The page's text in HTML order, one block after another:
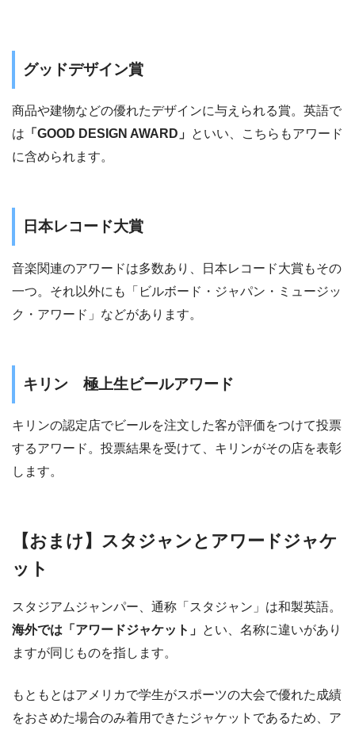
グッドデザイン賞
商品や建物などの優れたデザインに与えられる賞。英語で
は 「GOOD DESIGN AWARD」 といい、こちらもアワード
に含められます。
日本レコード大賞
音楽関連のアワードは多数あり、日本レコード大賞もその
一つ。それ以外にも「ビルボード・ジャパン・ミュージッ
ク・アワード」などがあります。
キリン 極上生ビールアワード
キリンの認定店でビールを注文した客が評価をつけて投票
するアワード。投票結果を受けて、キリンがその店を表彰
します。
【おまけ】スタジャンとアワードジャケ
ット
スタジアムジャンパー、通称「スタジャン」は和製英語。
海外では「アワードジャケット」 とい、名称に違いがあり
ますが同じものを指します。
もともとはアメリカで学生がスポーツの大会で優れた成績
をおさめた場合のみ着用できたジャケットであるため、ア